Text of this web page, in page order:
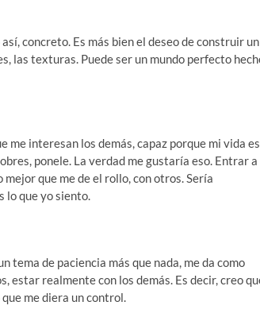
concreto. Es más bien el deseo de construir un
las texturas. Puede ser un mundo perfecto
me interesan los demás, capaz porque mi vida es
ponele. La verdad me gustaría eso. Entrar a
que me de el rollo, con otros. Sería
lo que yo siento.
tema de paciencia más que nada, me da como
estar realmente con los demás. Es decir, creo
me diera un control.